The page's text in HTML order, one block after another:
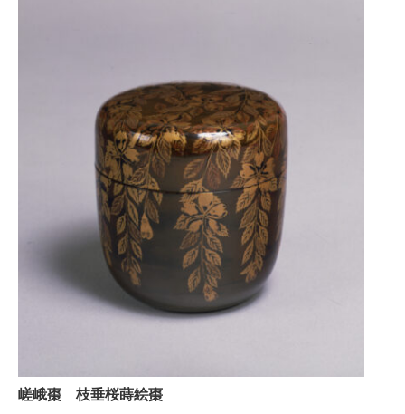
嵯峨棗 枝垂桜蒔絵棗